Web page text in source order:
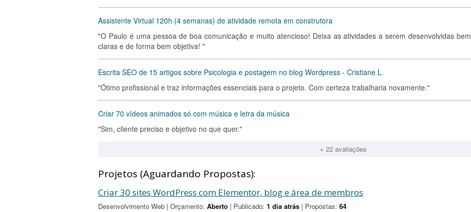
Assistente Virtual 120h (4 semanas) de atividade remota em construtora
"O Paulo é uma pessoa de boa comunicação e muito atencioso! Deixa as atividades a serem desenvolvidas bem
claras e de forma bem objetiva! "
Escrita SEO de 15 artigos sobre Psicologia e postagem no blog Wordpress - Cristiane L.
"Ótimo profissional e traz informações essenciais para o projeto. Com certeza trabalharia novamente."
Criar 70 vídeos animados só com música e letra da música
"Sim, cliente preciso e objetivo no que quer."
+ 22 avaliações
Projetos (Aguardando Propostas):
Criar 30 sites WordPress com Elementor, blog e área de membros
Desenvolvimento Web | Orçamento: Aberto | Publicado: 1 dia atrás | Propostas: 64